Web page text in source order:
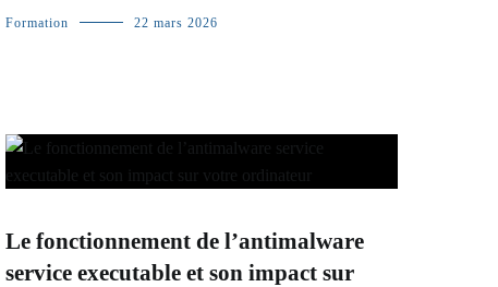
Formation 22 mars 2026
Le fonctionnement de l’antimalware
service executable et son impact sur